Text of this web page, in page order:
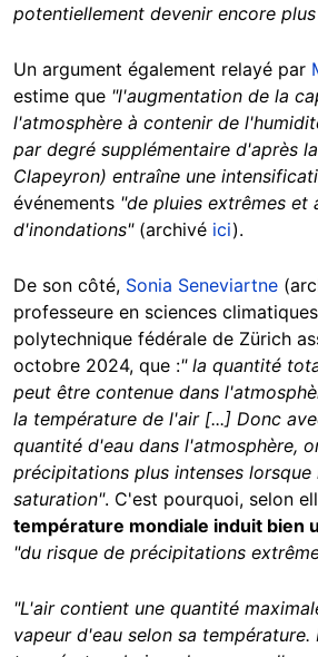
potentiellement devenir encore
Un argument également relayé par
estime que "l'augmentation de la
l'atmosphère à contenir de
par degré supplémentaire d'après
Clapeyron) entraîne une
événements "de pluies extrêmes et
d'inondations" (archivé ici).
De son côté, Sonia Seneviartne
professeure en sciences
polytechnique fédérale de Zürich
octobre 2024, que :" la quantité
peut être contenue dans
la température de l'air [...] Donc
quantité d'eau dans l'atmosphère,
précipitations plus intenses lorsque
saturation". C'est pourquoi, selon
température mondiale induit bien
"du risque de précipitations
"L'air contient une quantité
vapeur d'eau selon sa température.